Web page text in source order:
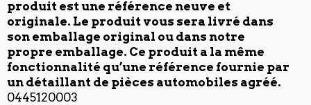
produit est une référence neuve et
originale. Le produit vous sera livré dans
son emballage original ou dans notre
propre emballage. Ce produit a la même
fonctionnalité qu’une référence fournie par
un détaillant de pièces automobiles agréé.
0445120003